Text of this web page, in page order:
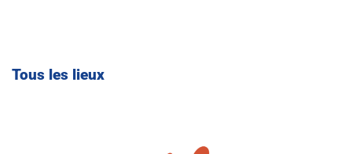
Tous les lieux